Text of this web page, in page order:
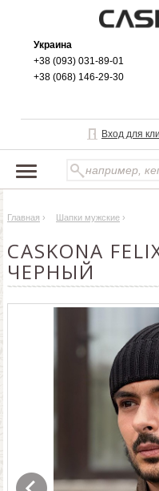
Украина
+38 (093) 031-89-01
+38 (068) 146-29-30
Вход для
О БРЕНДЕ
ДОСТАВКА И ОПЛАТА
ОПТОВЫМ КЛИЕНТАМ
Главная › Шапки мужские ›
CASKONA
ЧЕРНЫЙ